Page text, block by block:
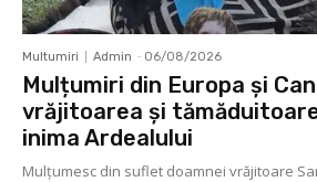
Multumiri Admin - 06/08/2026
Mulțumiri din Europa și
vrăjitoarea și
inima Ardealului
Mulţumesc din suflet doamnei vrăjitoare